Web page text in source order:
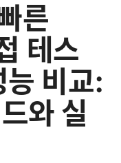
른
테스
능 비교:
와 실